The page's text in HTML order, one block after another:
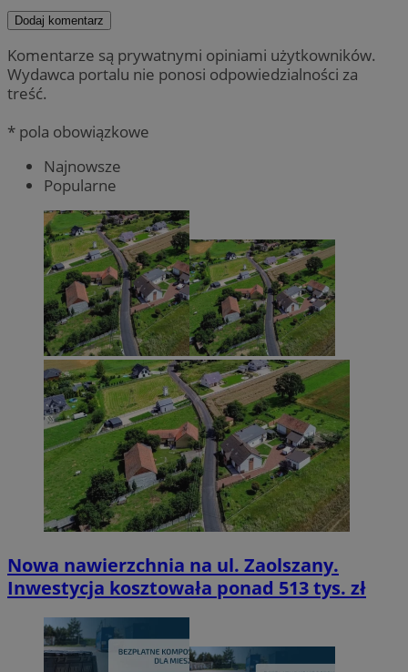
Dodaj komentarz
Komentarze są prywatnymi opiniami użytkowników.
Wydawca portalu nie ponosi odpowiedzialności za
treść.
* pola obowiązkowe
Najnowsze
Popularne
Nowa nawierzchnia na ul. Zaolszany.
Inwestycja kosztowała ponad 513 tys. zł